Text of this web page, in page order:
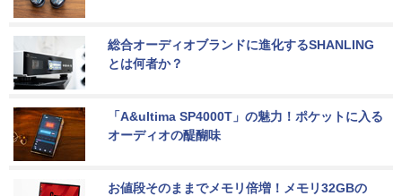
総合オーディオブランドに進化するSHANLING
とは何者か？
「A&ultima SP4000T」の魅力！ポケットに入る
オーディオの醍醐味
お値段そのままでメモリ倍増！メモリ32GBの